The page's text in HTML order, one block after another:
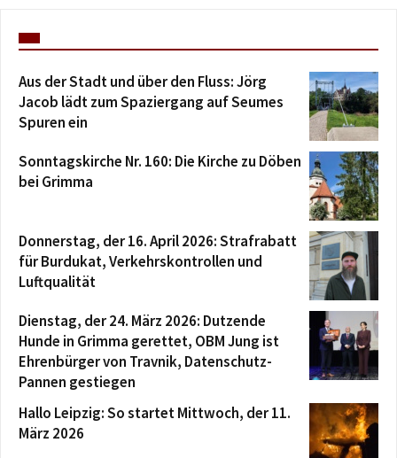
Aus der Stadt und über den Fluss: Jörg
Jacob lädt zum Spaziergang auf Seumes
Spuren ein
Sonntagskirche Nr. 160: Die Kirche zu Döben
bei Grimma
Donnerstag, der 16. April 2026: Strafrabatt
für Burdukat, Verkehrskontrollen und
Luftqualität
Dienstag, der 24. März 2026: Dutzende
Hunde in Grimma gerettet, OBM Jung ist
Ehrenbürger von Travnik, Datenschutz-
Pannen gestiegen
Hallo Leipzig: So startet Mittwoch, der 11.
März 2026